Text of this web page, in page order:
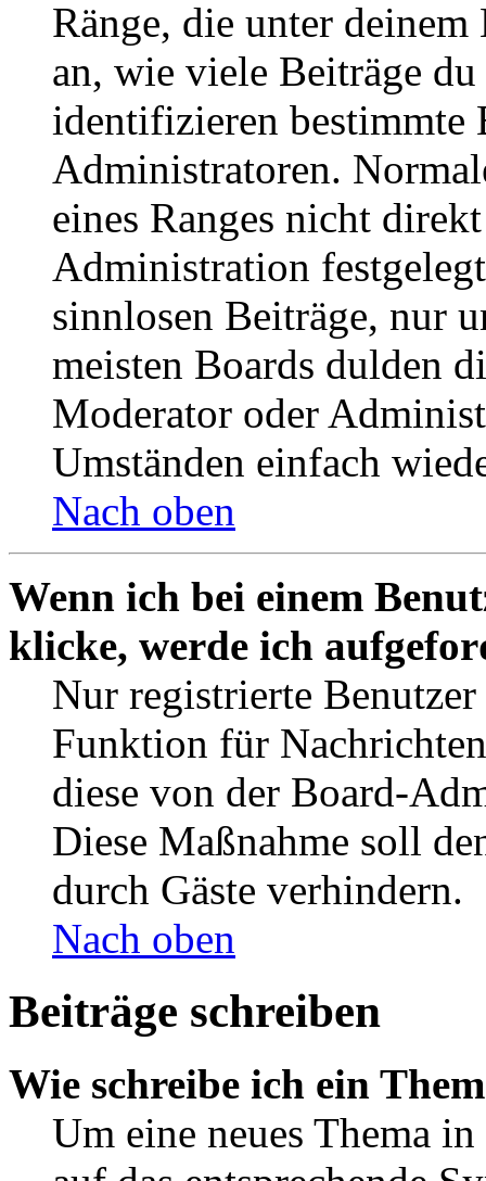
Ränge, die unter deinem
an, wie viele Beiträge
identifizieren bestimmte
Administratoren.
eines Ranges nicht
Administration
sinnlosen Beiträge, nur
meisten Boards dulden
Moderator oder
Umständen einfach
Nach oben
Wenn ich bei einem
klicke, werde ich
Nur registrierte
Funktion für
diese von der Board-
Diese Maßnahme soll
durch Gäste verhindern.
Nach oben
Beiträge schreiben
Wie schreibe ich ein
Um eine neues Thema